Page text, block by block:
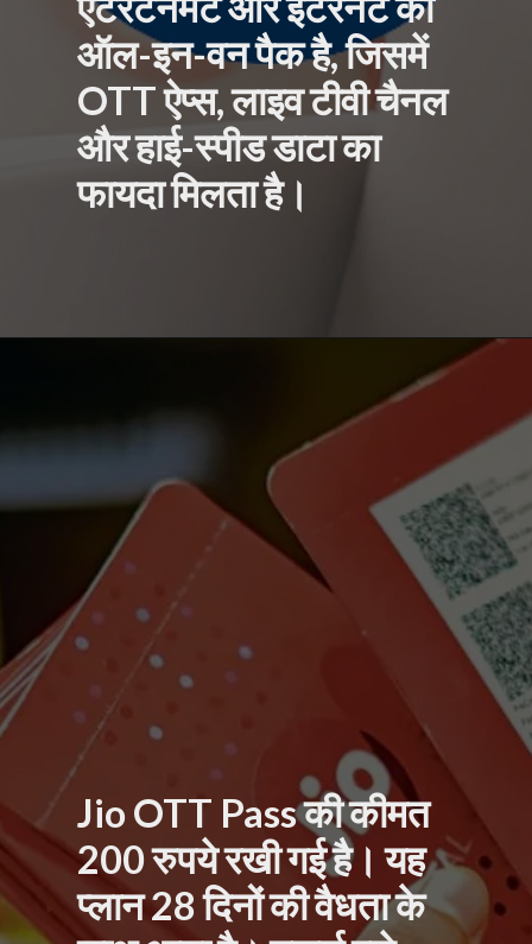
इंटरनेट का
पैक है, जिसमें
डाटा का
Jio OTT Pass की कीमत
200 रुपये रखी गई है। यह
प्लान 28 दिनों की वैधता के